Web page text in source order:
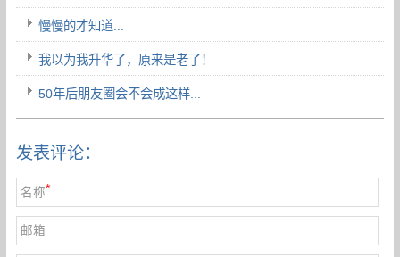
慢慢的才知道...
我以为我升华了，原来是老了！
50年后朋友圈会不会成这样...
发表评论：
名称*
邮箱